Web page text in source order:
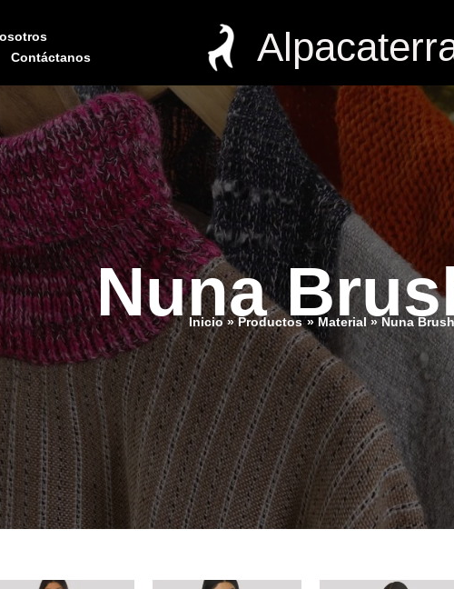
Contáctanos
Nuna
Inicio Productos Material Nuna